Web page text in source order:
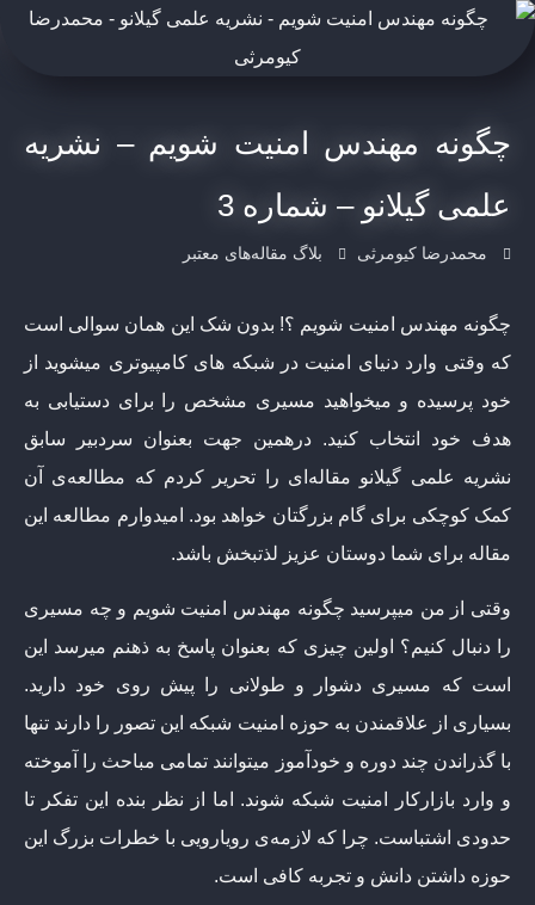
چگونه مهندس امنیت شویم – نشریه
علمی گیلانو – شماره 3
محمدرضا کیومرثی بلاگ مقاله‌های معتبر
چگونه مهندس امنیت شویم ؟! بدون شک این همان سوالی است
که وقتی وارد دنیای امنیت در شبکه های کامپیوتری میشوید از
خود پرسیده و میخواهید مسیری مشخص را برای دستیابی به
هدف خود انتخاب کنید. درهمین جهت بعنوان سردبیر سابق
نشریه علمی گیلانو مقاله‌ای را تحریر کردم که مطالعه‌ی آن
کمک کوچکی برای گام بزرگتان خواهد بود. امیدوارم مطالعه این
مقاله برای شما دوستان عزیز لذتبخش باشد.
وقتی از من میپرسید چگونه مهندس امنیت شویم و چه مسیری
را دنبال کنیم؟ اولین چیزی که بعنوان پاسخ به ذهنم میرسد این
است که مسیری دشوار و طولانی را پیش روی خود دارید.
بسیاری از علاقمندن به حوزه امنیت شبکه این تصور را دارند تنها
با گذراندن چند دوره و خودآموز میتوانند تمامی مباحث را آموخته
و وارد بازارکار امنیت شبکه شوند. اما از نظر بنده این تفکر تا
حدودی اشتباست. چرا که لازمه‌ی رویارویی با خطرات بزرگ این
حوزه داشتن دانش و تجربه کافی است.